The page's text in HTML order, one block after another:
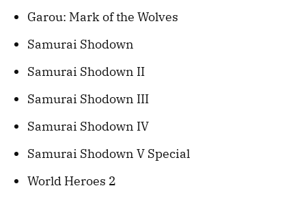
Garou: Mark of the Wolves
Samurai Shodown
Samurai Shodown II
Samurai Shodown III
Samurai Shodown IV
Samurai Shodown V Special
World Heroes 2